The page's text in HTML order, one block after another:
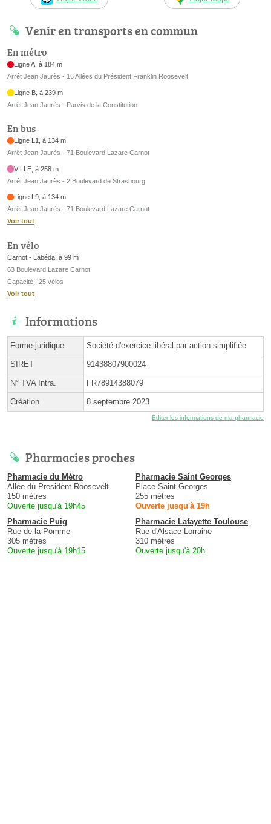
Venir en transports en commun
En métro
Ligne A, à 184 m
Arrêt Jean Jaurès - 16 Allées du Président Franklin Roosevelt
Ligne B, à 239 m
Arrêt Jean Jaurès - Parvis de la Constitution
En bus
Ligne L1, à 134 m
Arrêt Jean Jaurès - 71 Boulevard Lazare Carnot
VILLE, à 258 m
Arrêt Jean Jaurès - 2 Boulevard de Strasbourg
Ligne L9, à 134 m
Arrêt Jean Jaurès - 71 Boulevard Lazare Carnot
Voir tout
En vélo
Carnot - Labéda, à 99 m
63 Boulevard Lazare Carnot
Capacité : 25 vélos
Voir tout
Informations
Forme juridique Société d'exercice libéral par action simplifiée
SIRET 91438807900024
N° TVA Intra. FR78914388079
Création 8 septembre 2023
Éditer les informations de ma pharmacie
Pharmacies proches
Pharmacie du Métro
Allée du President Roosevelt
150 mètres
Ouverte jusqu'à 19h45
Pharmacie Saint Georges
Place Saint Georges
255 mètres
Ouverte jusqu'à 19h
Pharmacie Puig
Rue de la Pomme
305 mètres
Ouverte jusqu'à 19h15
Pharmacie Lafayette Toulouse
Rue d'Alsace Lorraine
310 mètres
Ouverte jusqu'à 20h